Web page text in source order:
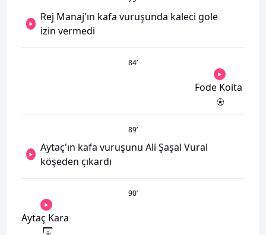
Rej Manaj'ın kafa vuruşunda kaleci gole
izin vermedi
84’
Fode Koita
89’
Aytaç'ın kafa vuruşunu Ali Şaşal Vural
köşeden çıkardı
90’
Aytaç Kara